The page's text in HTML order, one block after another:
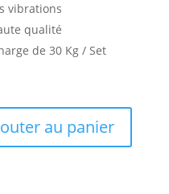
vibrations
qualité
de 30 Kg / Set
au panier